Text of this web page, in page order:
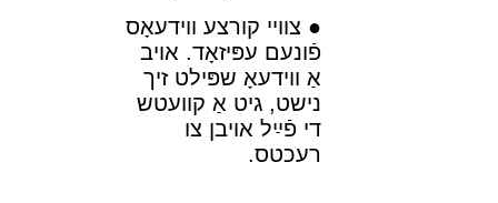
צװײ קורצע װידעאָס
פֿונעם עפּיזאָד. אױב
אַ װידעאָ שפּילט זיך
נישט, גיט אַ קװעטש
די פֿײַל אױבן צו
רעכטס.